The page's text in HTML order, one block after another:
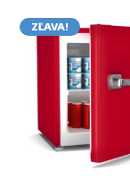
ZĽAVA!